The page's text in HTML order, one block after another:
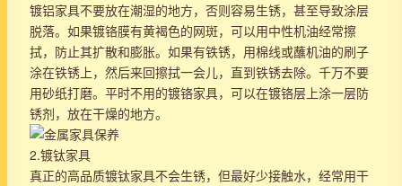
镀铝家具不要放在潮湿的地方，否则容易生锈，甚至导致涂层
脱落。如果镀铬膜有黄褐色的网斑，可以用中性机油经常擦
拭，防止其扩散和膨胀。如果有铁锈，用棉线或蘸机油的刷子
涂在铁锈上，然后来回擦拭一会儿，直到铁锈去除。千万不要
用砂纸打磨。平时不用的镀铬家具，可以在镀铬层上涂一层防
锈剂，放在干燥的地方。
2.镀钛家具
真正的高品质镀钛家具不会生锈，但最好少接触水，经常用干